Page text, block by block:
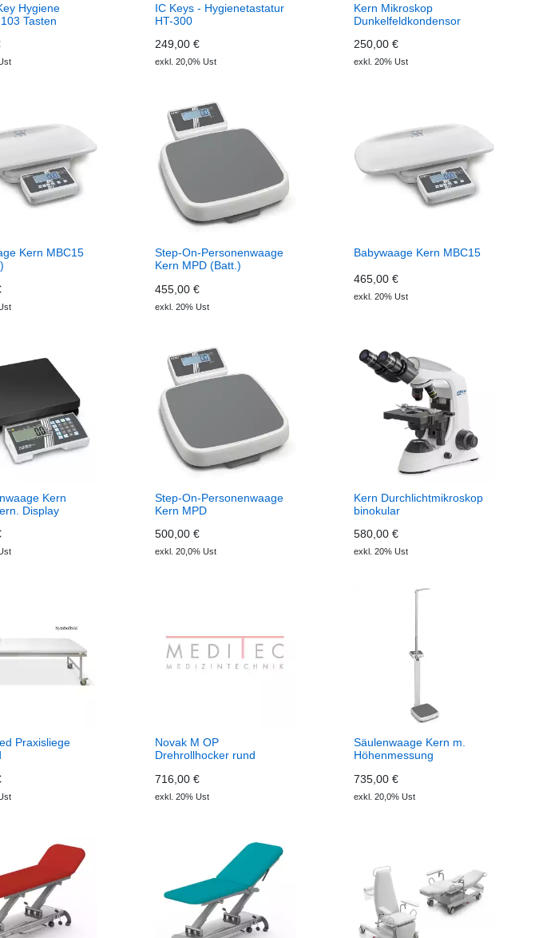
Hygiene
Tasten
IC Keys - Hygienetastatur
HT-300
249,00 €
exkl. 20,0% Ust
Kern Mikroskop
Dunkelfeldkondensor
250,00 €
exkl. 20% Ust
Kern MBC15
Step-On-Personenwaage
Kern MPD (Batt.)
455,00 €
exkl. 20% Ust
Babywaage Kern MBC15
465,00 €
exkl. 20% Ust
Kern
Display
Step-On-Personenwaage
Kern MPD
500,00 €
exkl. 20,0% Ust
Kern Durchlichtmikroskop
binokular
580,00 €
exkl. 20% Ust
Praxisliege
Novak M OP
Drehrollhocker rund
716,00 €
exkl. 20% Ust
Säulenwaage Kern m.
Höhenmessung
735,00 €
exkl. 20,0% Ust